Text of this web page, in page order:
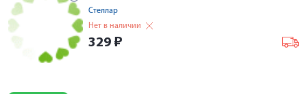
Стеллар
Нет в наличии
329 ₽